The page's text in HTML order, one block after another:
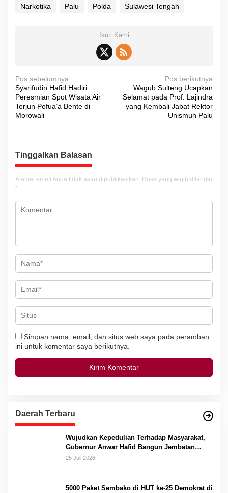
Narkotika Palu Polda Sulawesi Tengah
Ikuti Kami
N
a
v
a
s
i
o
Pos sebelumnya
Syarifudin Hafid Hadiri
Peresmian Spot Wisata Air
Terjun Pofua’a Bente di
Morowali
Pos berikutnya
Wagub Sulteng Ucapkan
Selamat pada Prof. Lajindra
yang Kembali Jabat Rektor
Unismuh Palu
Tinggalkan Balasan
Alamat email Anda tidak akan dipublikasikan. Ruas yang wajib ditandai
*
Simpan nama, email, dan situs web saya pada peramban
ini untuk komentar saya berikutnya.
Daerah Terbaru
Wujudkan Kepedulian Terhadap Masyarakat,
Gubernur Anwar Hafid Bangun Jembatan
Gantung Masungkang dengan Dana Pribadi
25 Juli 2026
5000 Paket Sembako di HUT ke-25 Demokrat di